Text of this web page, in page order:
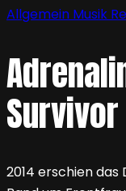
Allgemein Musik
Survivor
2014 erschien